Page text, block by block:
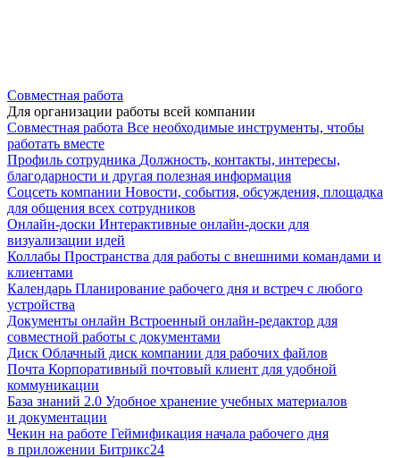
Совместная работа
Для организации работы всей компании
Совместная работа Все необходимые инструменты, чтобы
работать вместе
Профиль сотрудника Должность, контакты, интересы,
благодарности и другая полезная информация
Соцсеть компании Новости, события, обсуждения, площадка
для общения всех сотрудников
Онлайн-доски Интерактивные онлайн-доски для
визуализации идей
Коллабы Пространства для работы с внешними командами и
клиентами
Календарь Планирование рабочего дня и встреч с любого
устройства
Документы онлайн Встроенный онлайн-редактор для
совместной работы с документами
Диск Облачный диск компании для рабочих файлов
Почта Корпоративный почтовый клиент для удобной
коммуникации
База знаний 2.0 Удобное хранение учебных материалов
и документации
Чекин на работе Геймификация начала рабочего дня
в приложении Битрикс24